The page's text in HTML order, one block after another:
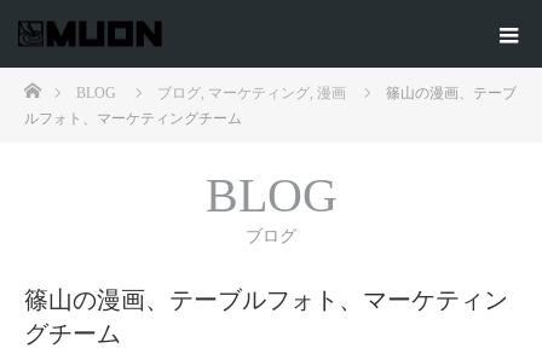
ホームBLOG ブログ, マーケティング, 漫画
篠山の漫画、テーブ
ルフォト、マーケティングチーム
BLOG
ブログ
篠山の漫画、テーブルフォト、マーケティン
グチーム